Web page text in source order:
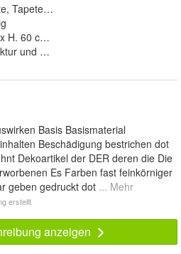
Tapetenkleister, Montageanleitung
H. 60 cm, B. 135 cm x H. 90 cm, B.
Vinyl Struktur und Vinyl Glatt
Basis Basismaterial
Beschädigung bestrichen dot
Dekoartikel der DER deren die Die
Es Farben fast feinkörniger
geben gedruckt dot ... Mehr
erstellt
anzeigen